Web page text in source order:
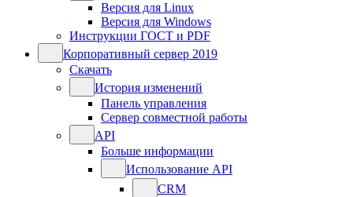
Версия для Linux
Версия для Windows
Инструкции ГОСТ и PDF
Корпоративный сервер 2019
Скачать
История изменений
Панель управления
Сервер совместной работы
API
Больше информации
Использование API
CRM